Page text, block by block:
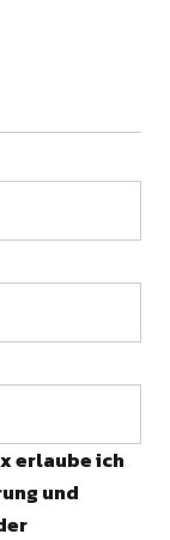
erlaube ich
und